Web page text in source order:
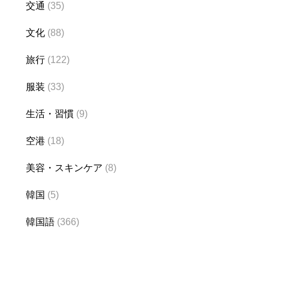
交通 (35)
文化 (88)
旅行 (122)
服装 (33)
生活・習慣 (9)
空港 (18)
美容・スキンケア (8)
韓国 (5)
韓国語 (366)